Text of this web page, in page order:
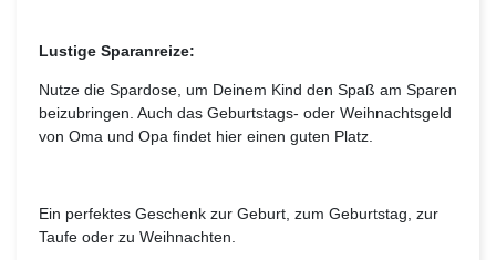
Lustige Sparanreize:
Nutze die Spardose, um Deinem Kind den Spaß am Sparen
beizubringen. Auch das Geburtstags- oder Weihnachtsgeld
von Oma und Opa findet hier einen guten Platz.
Ein perfektes Geschenk zur Geburt, zum Geburtstag, zur
Taufe oder zu Weihnachten.